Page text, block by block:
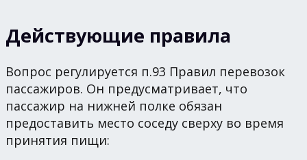
Действующие правила
Вопрос регулируется п.93 Правил перевозок
пассажиров. Он предусматривает, что
пассажир на нижней полке обязан
предоставить место соседу сверху во время
принятия пищи: